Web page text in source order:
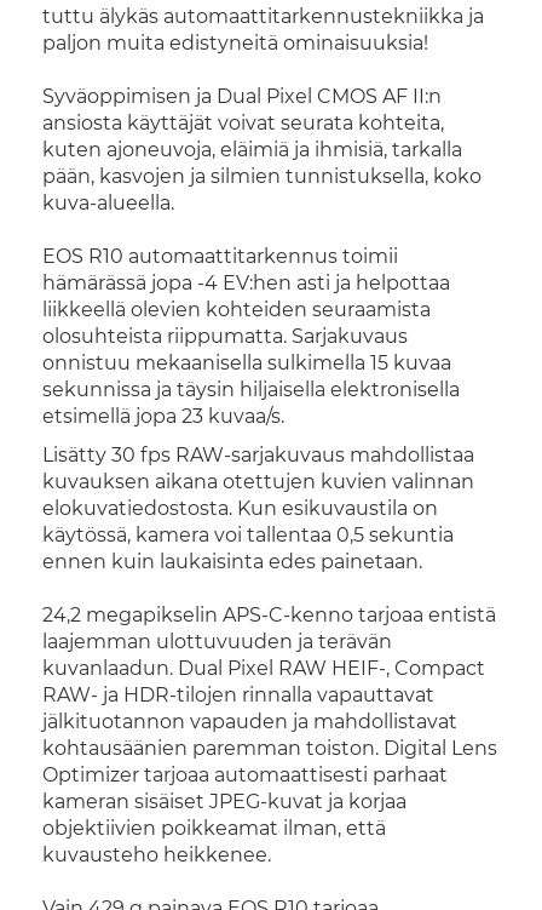
tuttu älykäs automaattitarkennustekniikka ja
paljon muita edistyneitä ominaisuuksia!
Syväoppimisen ja Dual Pixel CMOS AF II:n
ansiosta käyttäjät voivat seurata kohteita,
kuten ajoneuvoja, eläimiä ja ihmisiä, tarkalla
pään, kasvojen ja silmien tunnistuksella, koko
kuva-alueella.
EOS R10 automaattitarkennus toimii
hämärässä jopa -4 EV:hen asti ja helpottaa
liikkeellä olevien kohteiden seuraamista
olosuhteista riippumatta. Sarjakuvaus
onnistuu mekaanisella sulkimella 15 kuvaa
sekunnissa ja täysin hiljaisella elektronisella
etsimellä jopa 23 kuvaa/s.
Lisätty 30 fps RAW-sarjakuvaus mahdollistaa
kuvauksen aikana otettujen kuvien valinnan
elokuvatiedostosta. Kun esikuvaustila on
käytössä, kamera voi tallentaa 0,5 sekuntia
ennen kuin laukaisinta edes painetaan.
24,2 megapikselin APS-C-kenno tarjoaa entistä
laajemman ulottuvuuden ja terävän
kuvanlaadun. Dual Pixel RAW HEIF-, Compact
RAW- ja HDR-tilojen rinnalla vapauttavat
jälkituotannon vapauden ja mahdollistavat
kohtausäänien paremman toiston. Digital Lens
Optimizer tarjoaa automaattisesti parhaat
kameran sisäiset JPEG-kuvat ja korjaa
objektiivien poikkeamat ilman, että
kuvausteho heikkenee.